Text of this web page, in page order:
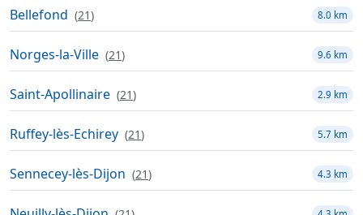
Bellefond (21) 8.0 km
Norges-la-Ville (21) 9.6 km
Saint-Apollinaire (21) 2.9 km
Ruffey-lès-Echirey (21) 5.7 km
Sennecey-lès-Dijon (21) 4.3 km